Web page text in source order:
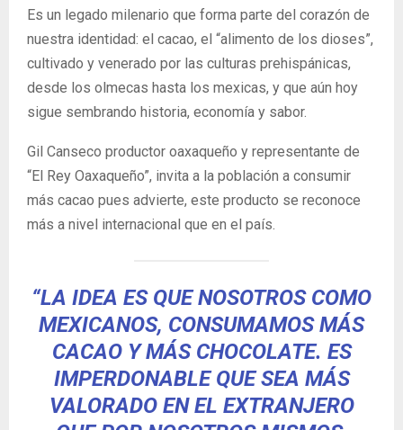
Es un legado milenario que forma parte del corazón de
nuestra identidad: el cacao, el “alimento de los dioses”,
cultivado y venerado por las culturas prehispánicas,
desde los olmecas hasta los mexicas, y que aún hoy
sigue sembrando historia, economía y sabor.
Gil Canseco productor oaxaqueño y representante de
“El Rey Oaxaqueño”, invita a la población a consumir
más cacao pues advierte, este producto se reconoce
más a nivel internacional que en el país.
“LA IDEA ES QUE NOSOTROS COMO
MEXICANOS, CONSUMAMOS MÁS
CACAO Y MÁS CHOCOLATE. ES
IMPERDONABLE QUE SEA MÁS
VALORADO EN EL EXTRANJERO